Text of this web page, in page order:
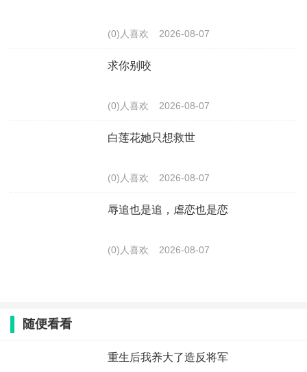
(0)人喜欢 2026-08-07
求你别咬
(0)人喜欢 2026-08-07
白莲花她只想救世
(0)人喜欢 2026-08-07
辱追也是追，虐恋也是恋
(0)人喜欢 2026-08-07
随便看看
重生后我养大了造反将军